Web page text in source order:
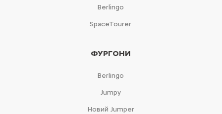
Berlingo
SpaceTourer
ФУРГОНИ
Berlingo
Jumpy
Новий Jumper